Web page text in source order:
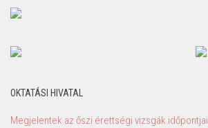
OKTATÁSI HIVATAL
Megjelentek az őszi érettségi vizsgák időpontjai